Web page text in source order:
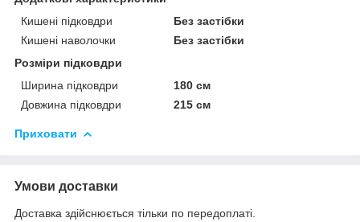
Кишені підковдри
Без застібки
Кишені наволочки
Без застібки
Розміри підковдри
Ширина підковдри
180 см
Довжина підковдри
215 см
Приховати
Умови доставки
Доставка здійснюється тільки по передоплаті.